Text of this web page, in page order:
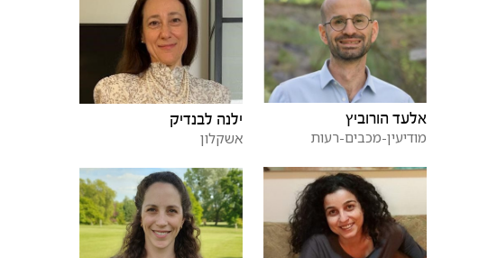
אלעד הורוביץ
מודיעין-מכבים-רעות
ילנה לבנדיק
אשקלון